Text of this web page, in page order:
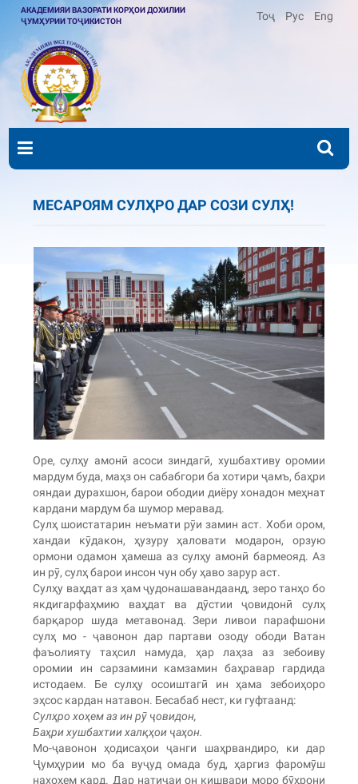
АКАДЕМИЯИ ВАЗОРАТИ КОРҲОИ ДОХИЛИИ
ҶУМҲУРИИ ТОҶИКИСТОН
Тоҷ Рус Eng
МЕСАРОЯМ СУЛҲРО ДАР СОЗИ СУЛҲ!
Оре, сулҳу амонӣ асоси зиндагӣ, хушбахтиву оромии
мардум буда, маҳз он сабабгори ба хотири ҷамъ, баҳри
ояндаи дурахшон, барои ободии диёру хонадон меҳнат
кардани мардум ба шумор меравад.
Сулҳ шоистатарин неъмати рӯи замин аст. Хоби ором,
хандаи кӯдакон, ҳузуру ҳаловати модарон, орзую
ормони одамон ҳамеша аз сулҳу амонӣ бармеояд. Аз
ин рӯ, сулҳ барои инсон чун обу ҳаво зарур аст.
Сулҳу ваҳдат аз ҳам ҷудонашавандаанд, зеро танҳо бо
якдигарфаҳмию ваҳдат ва дӯстии ҷовидонӣ сулҳ
барқарор шуда метавонад. Зери ливои парафшони
сулҳ мо - ҷавонон дар партави озоду ободи Ватан
фаъолияту таҳсил намуда, ҳар лаҳза аз зебоиву
оромии ин сарзамини камзамин баҳравар гардида
истодаем. Бе сулҳу осоиштагӣ ин ҳама зебоиҳоро
эҳсос кардан натавон. Бесабаб нест, ки гуфтаанд:
Сулҳро хоҳем аз ин рӯ ҷовидон,
Баҳри хушбахтии халқҳои ҷаҳон.
Мо-ҷавонон ҳодисаҳои ҷанги шаҳрвандиро, ки дар
Ҷумҳурии мо ба вуҷуд омада буд, ҳаргиз фаромӯш
нахоҳем кард. Дар натиҷаи он кишвари моро бӯҳрони